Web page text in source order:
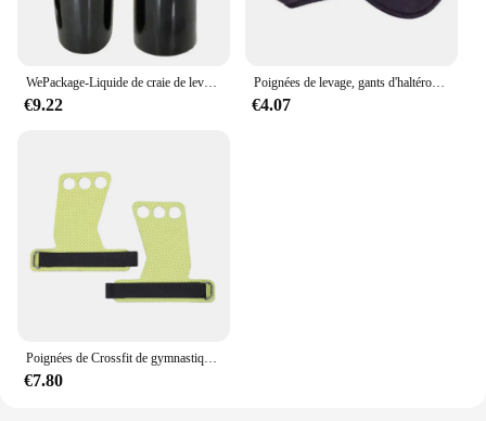
€9.22
Poignées de levage, gants d'haltérophilie, exercices de gymnastique, poignées de sport unisexes, Anti-poids, exercice de fitness à quatre doigts, tractions
€4.07
Poignées de Crossfit de gymnastique parfaites pour côtes, Kettlebell, haltérophilie, salle de sport à domicile, 1 paire
€7.80